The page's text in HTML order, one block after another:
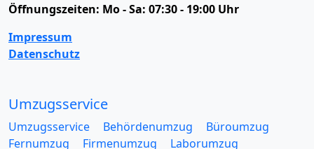
Öffnungszeiten: Mo - Sa: 07:30 - 19:00 Uhr
Impressum
Datenschutz
Umzugsservice
Umzugsservice Behördenumzug
Büroumzug
Fernumzug
Firmenumzug
Laborumzug